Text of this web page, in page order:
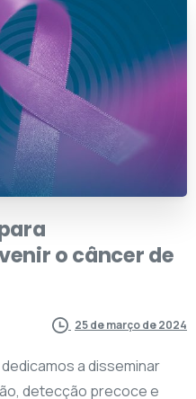
ocâncerde
25 de março de 2024
a disseminar
detecção precoce e